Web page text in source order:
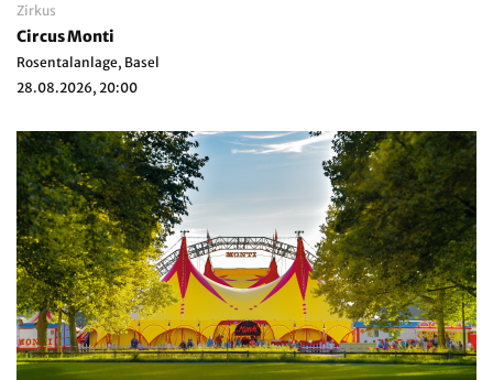
Zirkus
Circus Monti
Rosentalanlage, Basel
28.08.2026, 20:00